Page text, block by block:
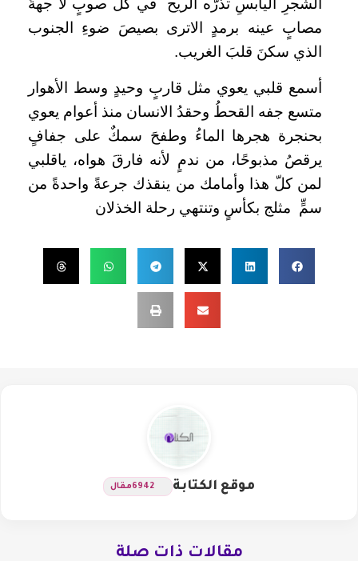
الشجرِ اليابسِ تذرّه الريح في كل صوبٍ لا جهةَ
مصابٍ عينه برمدٍ الاترى بصيصَ ضوءِ الجنوب
الذي سكنَ قلبَ الغريب.
أسمع قلبي يعوي مثل قاربٍ وحيدٍ وسط الأهوار
متسع جفه القحطُ وحقدُ الانسان منذ أعوام يعوي
بحنجرة هجرها الماءُ وطفحَ سمكٌ على جفافٍ
يرقصُ مذبوحًا، من ندمٍ لأنه فارقَ هواه، ياقلبي
لمن كلّ هذا وأمامك من ينقذك جرعةً واحدةً من
سمٍّ مثلج بكأسٍ وتنتهي رحلة الخذلان
موقع الكتابة 6942مقال
مقالات ذات صلة